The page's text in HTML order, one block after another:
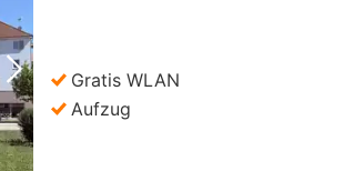
Nächstes Bild
Gratis WLAN
Aufzug